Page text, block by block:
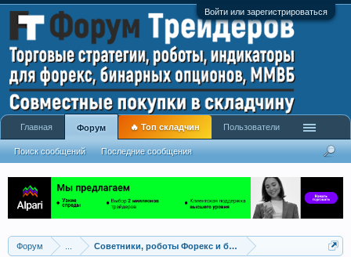
Войти или зарегистрироваться
Форум Советники, роботы Форекс и бинарных опционов
Главная Форум
Поиск сообщений Последние сообщения
🔥 Топ складчин Пользователи